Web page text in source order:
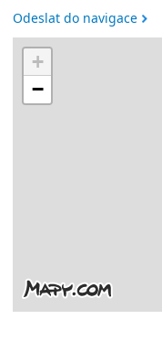
Odeslat do navigace
+
−